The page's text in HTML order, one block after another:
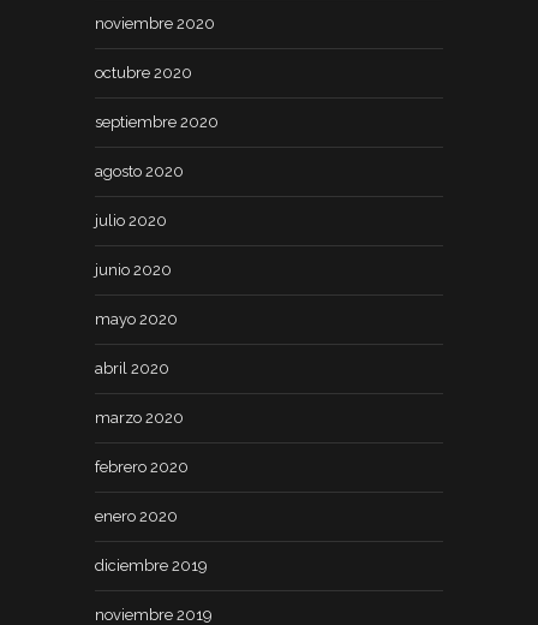
noviembre 2020
octubre 2020
septiembre 2020
agosto 2020
julio 2020
junio 2020
mayo 2020
abril 2020
marzo 2020
febrero 2020
enero 2020
diciembre 2019
noviembre 2019